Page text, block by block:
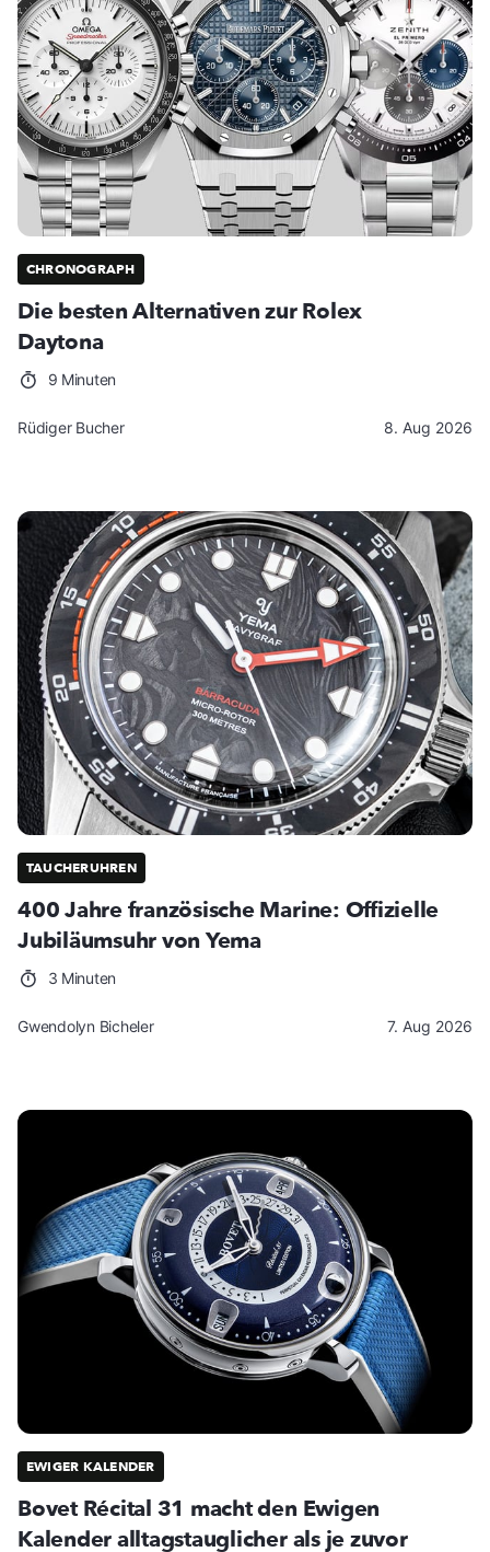
CHRONOGRAPH
Die besten Alternativen zur Rolex
Daytona
9 Minuten
Rüdiger Bucher 8. Aug 2026
TAUCHERUHREN
400 Jahre französische Marine: Offizielle
Jubiläumsuhr von Yema
3 Minuten
Gwendolyn Bicheler 7. Aug 2026
EWIGER KALENDER
Bovet Récital 31 macht den Ewigen
Kalender alltagstauglicher als je zuvor